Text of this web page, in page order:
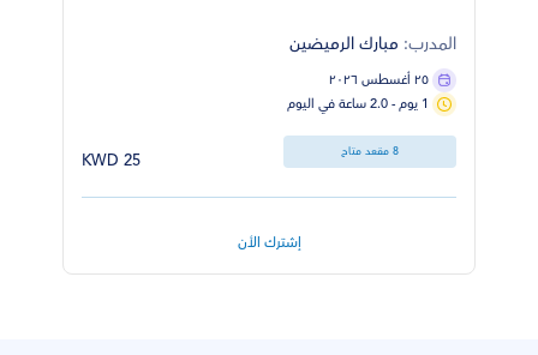
المدرب: مبارك الرميضين
٢٥ أغسطس ٢٠٢٦
1 يوم - 2.0 ساعة في اليوم
8 مقعد متاح 25 KWD
إشترك الأن